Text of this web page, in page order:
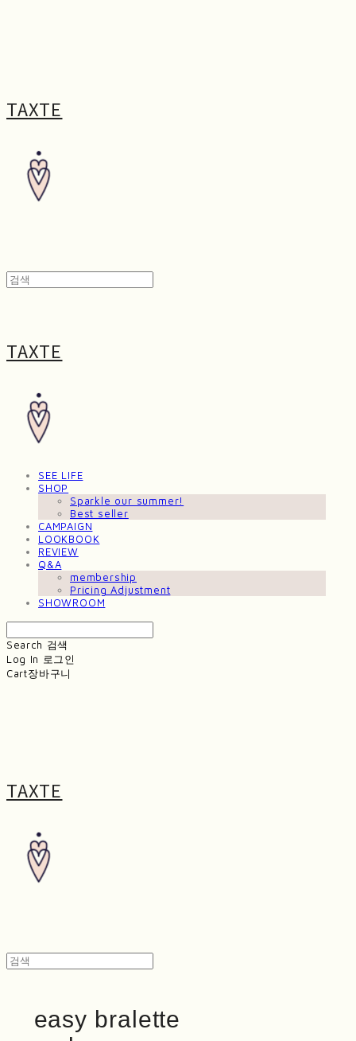
TAXTE
TAXTE
SEE LIFE
SHOP
Sparkle our summer!
Best seller
CAMPAIGN
LOOKBOOK
REVIEW
Q&A
membership
Pricing Adjustment
SHOWROOM
Search 검색
Log In 로그인
Cart장바구니
TAXTE
easy bralette